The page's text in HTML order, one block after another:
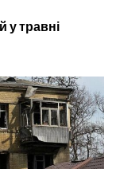
у травні